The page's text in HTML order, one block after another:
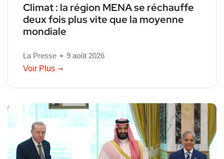
Climat : la région MENA se réchauffe
deux fois plus vite que la moyenne
mondiale
La Presse
9 août 2026
Voir Plus